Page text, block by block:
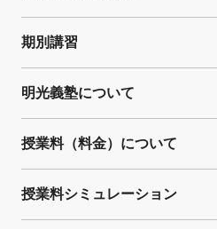
期別講習
明光義塾について
授業料（料金）について
授業料シミュレーション